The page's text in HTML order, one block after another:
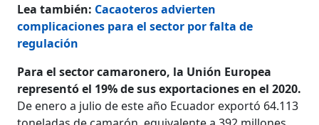
Lea también: Cacaoteros advierten
complicaciones para el sector por falta de
regulación
Para el sector camaronero, la Unión Europea
representó el 19% de sus exportaciones en el 2020.
De enero a julio de este año Ecuador exportó 64.113